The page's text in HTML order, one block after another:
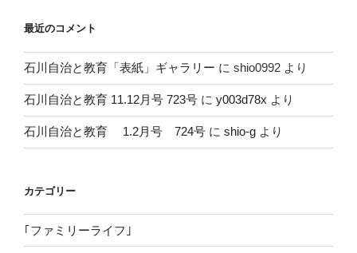
最近のコメント
石川自治と教育「表紙」ギャラリー に shio0992 より
石川自治と教育 11.12月号 723号 に y003d78x より
石川自治と教育 1.2月号 724号 に shio-g より
カテゴリー
｢ファミリーライフ｣